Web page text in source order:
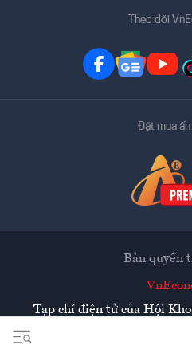
Theo dõi
Đặt mua
Bản quyền
Tạp chí điện tử của Hội
Mọi tin bài đăng lại từ website